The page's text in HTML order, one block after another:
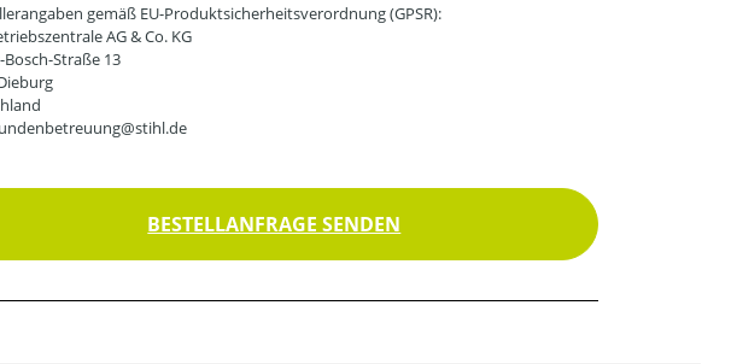
gemäß EU-Produktsicherheitsverordnung (GPSR):
AG & Co. KG
Straße 13
BESTELLANFRAGE SENDEN